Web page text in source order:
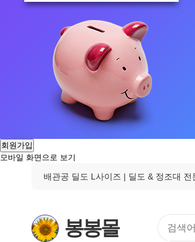
회원가입
모바일 화면으로 보기
배관공 딜도 L사이즈 | 딜도 & 정조대 전
봉봉몰